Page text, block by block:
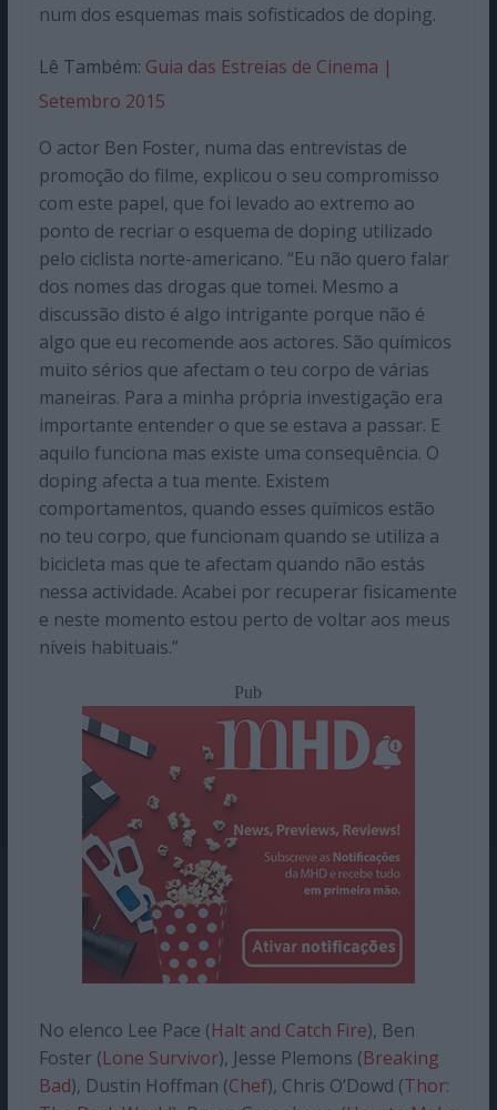
num dos esquemas mais sofisticados de doping.
Lê Também: Guia das Estreias de Cinema |
Setembro 2015
O actor Ben Foster, numa das entrevistas de
promoção do filme, explicou o seu compromisso
com este papel, que foi levado ao extremo ao
ponto de recriar o esquema de doping utilizado
pelo ciclista norte-americano. “Eu não quero falar
dos nomes das drogas que tomei. Mesmo a
discussão disto é algo intrigante porque não é
algo que eu recomende aos actores. São químicos
muito sérios que afectam o teu corpo de várias
maneiras. Para a minha própria investigação era
importante entender o que se estava a passar. E
aquilo funciona mas existe uma consequência. O
doping afecta a tua mente. Existem
comportamentos, quando esses químicos estão
no teu corpo, que funcionam quando se utiliza a
bicicleta mas que te afectam quando não estás
nessa actividade. Acabei por recuperar fisicamente
e neste momento estou perto de voltar aos meus
níveis habituais.”
Pub
No elenco Lee Pace (Halt and Catch Fire), Ben
Foster (Lone Survivor), Jesse Plemons (Breaking
Bad), Dustin Hoffman (Chef), Chris O’Dowd (Thor: